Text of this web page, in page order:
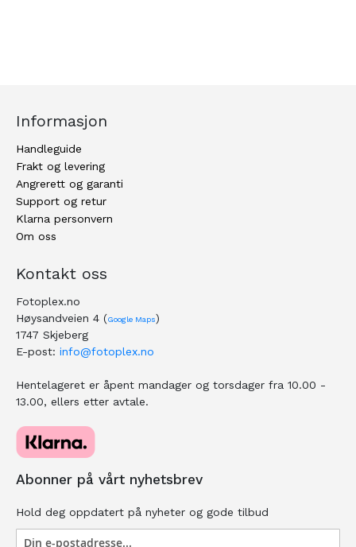
Informasjon
Handleguide
Frakt og levering
Angrerett og garanti
Support og retur
Klarna personvern
Om oss
Kontakt oss
Fotoplex.no
Høysandveien 4 (Google Maps)
1747 Skjeberg
E-post: info@fotoplex.no
Hentelageret er åpent mandager og torsdager fra 10.00 -
13.00, ellers etter avtale.
Abonner på vårt nyhetsbrev
Hold deg oppdatert på nyheter og gode tilbud